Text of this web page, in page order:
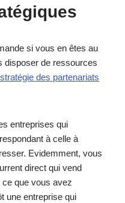
si vous en êtes au
disposer de ressources
stratégie des partenariats
entreprises qui
à celle à
Evidemment, vous
direct qui vend
que vous avez
une entreprise qui